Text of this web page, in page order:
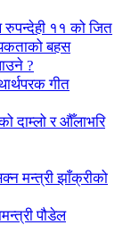
रुपन्देही ११ को जित
बहस
?
गीत
दाम्लो र औँलाभरि
मन्त्री झाँक्रीको
पौडेल